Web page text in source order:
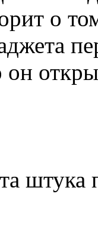
о
он
штука